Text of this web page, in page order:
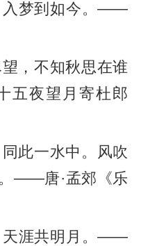
入梦到如今。——
，不知秋思在谁
五夜望月寄杜郎
此一水中。风吹
——唐·孟郊《乐
天涯共明月。——